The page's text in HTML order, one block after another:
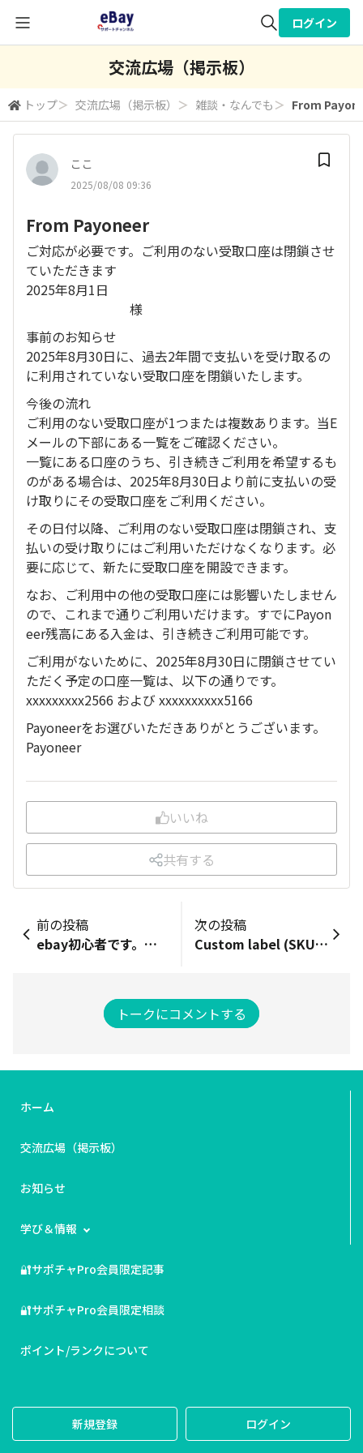
検索
ログイン
交流広場（掲示板）
トップ＞ 交流広場（掲示板） ＞ 雑談・なんでも ＞ From
ここ
2025/08/08 09:36
From Payoneer
ご対応が必要です。ご利用のない受取口座は閉鎖させ
ていただきます
2025年8月1日
様
事前のお知らせ
2025年8月30日に、過去2年間で支払いを受け取るの
に利用されていない受取口座を閉鎖いたします。
今後の流れ
ご利用のない受取口座が1つまたは複数あります。当E
メールの下部にある一覧をご確認ください。
一覧にある口座のうち、引き続きご利用を希望するも
のがある場合は、2025年8月30日より前に支払いの受
け取りにその受取口座をご利用ください。
その日付以降、ご利用のない受取口座は閉鎖され、支
払いの受け取りにはご利用いただけなくなります。必
要に応じて、新たに受取口座を開設できます。
なお、ご利用中の他の受取口座には影響いたしません
ので、これまで通りご利用いだけます。すでにPayon
eer残高にある入金は、引き続きご利用可能です。
ご利用がないために、2025年8月30日に閉鎖させてい
ただく予定の口座一覧は、以下の通りです。
xxxxxxxxx2566 および xxxxxxxxxx5166
Payoneerをお選びいただきありがとうございます。
Payoneer
いいね
共有する
前の投稿
ebay初心者です。国際eパケットライトでアメリカにカードを発送したのですが1か月以上たったのに未着です。バイヤーから「郵便事故だと思うので次のステップを教えてください」と連絡が来ました。 日本郵便の追跡サービス記録でアメリカに入ったのを確認しています。サービスセンターに問い合わせしてもそれ以上のことは分からず、郵便局で調査請求してくださいと言われました。 そこで郵便局に行って上記を伝えたのですが、国際eパケットライトは調査請求ができないといわれました。 もう送料の返還は諦めて、バイヤーには返金対応するしかないのでしょうか？ebayで頑張ろうと思っていましたが、心がおれそうです…
次の投稿
Custom label (SKU)は売れた後には確認できないのですか？ 出品中はactive listingsから確認はできているのですが...
トークにコメントする
ホーム
交流広場（掲示板）
お知らせ
学び＆情報
🔐サポチャPro会員限定記事
🔐サポチャPro会員限定相談
ポイント/ランクについて
新規登録 ログイン